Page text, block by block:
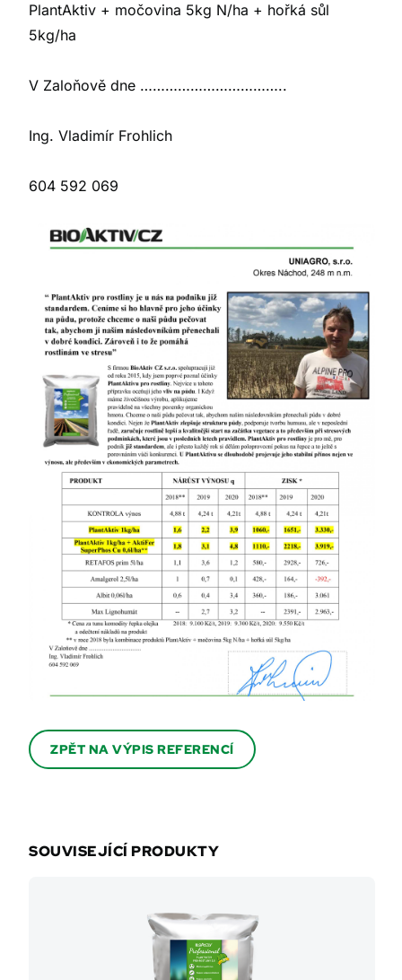
PlantAktiv + močovina 5kg N/ha + hořká sůl
5kg/ha
V Zaloňově dne ……………………………..
Ing. Vladimír Frohlich
604 592 069
ZPĚT NA VÝPIS REFERENCÍ
SOUVISEJÍCÍ PRODUKTY